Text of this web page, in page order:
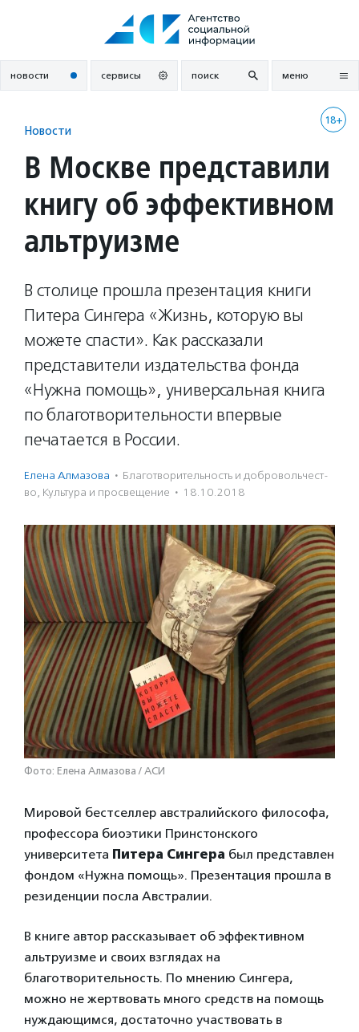
новости сервисы поиск меню
18+
Новости
В Москве представили
книгу об эффективном
альтруизме
В столице прошла презентация книги
Питера Сингера «Жизнь, которую вы
можете спасти». Как рассказали
представители издательства фонда
«Нужна помощь», универсальная книга
по благотворительности впервые
печатается в России.
Елена Алмазова · Благотвори­тель­ность и доброволь­чест­
во, Культура и просвещение · 18.10.2018
Фото: Елена Алмазова / АСИ
Мировой бестселлер австралийского философа,
профессора биоэтики Принстонского
университета Питера Сингера был представлен
фондом «Нужна помощь». Презентация прошла в
резиденции посла Австралии.
В книге автор рассказывает об эффективном
альтруизме и своих взглядах на
благотворительность. По мнению Сингера,
можно не жертвовать много средств на помощь
нуждающимся, достаточно участвовать в